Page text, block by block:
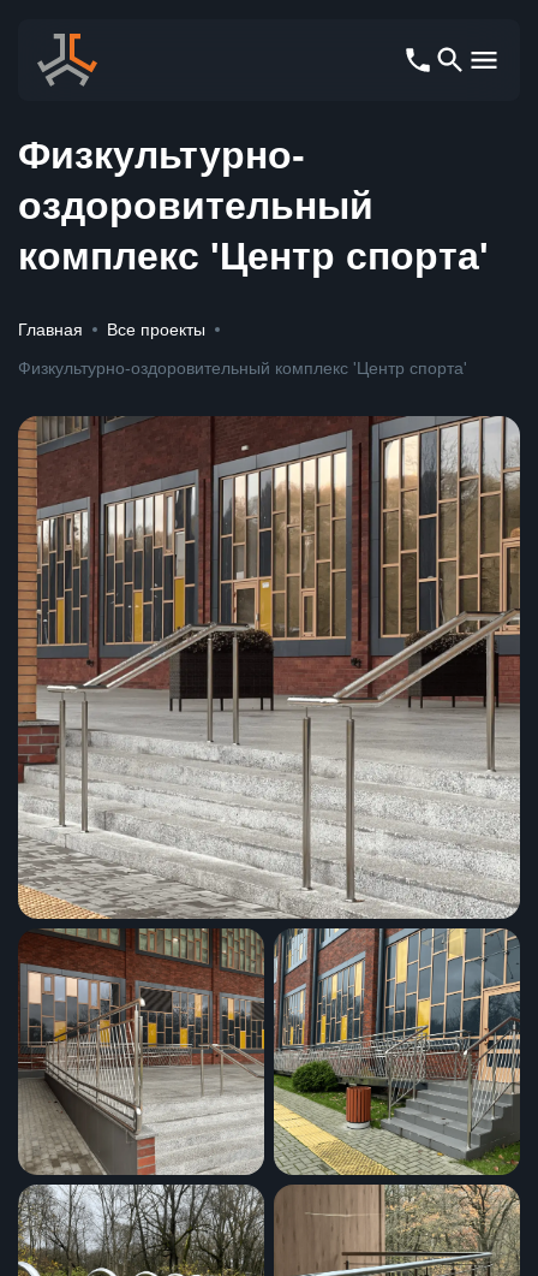
Физкультурно-
оздоровительный
комплекс 'Центр спорта'
Главная
Все проекты
Физкультурно-оздоровительный комплекс 'Центр спорта'